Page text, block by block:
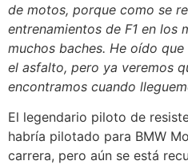
de motos, porque como se
entrenamientos de F1 en los
muchos baches. He oído
el asfalto, pero ya veremos
encontramos cuando
El legendario piloto de
habría pilotado para BMW
carrera, pero aún se está